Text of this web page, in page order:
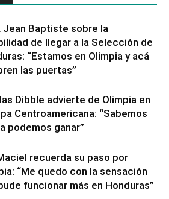
Jean Baptiste sobre la
de llegar a la Selección de
“Estamos en Olimpia y acá
las puertas”
Dibble advierte de Olimpia en
Centroamericana: “Sabemos
podemos ganar”
recuerda su paso por
“Me quedo con la sensación
funcionar más en Honduras”